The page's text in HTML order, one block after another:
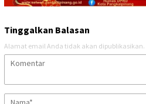
Tinggalkan Balasan
Alamat email Anda tidak akan dipublikasikan.